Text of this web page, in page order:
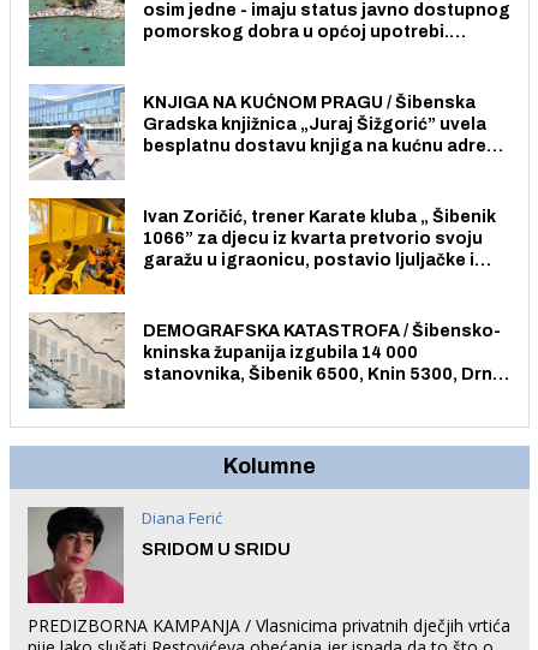
osim jedne - imaju status javno dostupnog
pomorskog dobra u općoj upotrebi.
KNJIGA NA KUĆNOM PRAGU / Šibenska
Gradska knjižnica „Juraj Šižgorić” uvela
besplatnu dostavu knjiga na kućnu adresu
Ivan Zoričić, trener Karate kluba „ Šibenik
1066” za djecu iz kvarta pretvorio svoju
garažu u igraonicu, postavio ljuljačke i
DEMOGRAFSKA KATASTROFA / Šibensko-
kninska županija izgubila 14 000
stanovnika, Šibenik 6500, Knin 5300, Drniš
Kolumne
Diana Ferić
SRIDOM U SRIDU
PREDIZBORNA KAMPANJA / Vlasnicima privatnih dječjih vrtića